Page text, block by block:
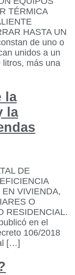
TÉRMICA
HASTA UN
de uno o
unidos a un
más una
la
la
DE
VIVIENDA,
O
RESIDENCIAL.
en el
106/2018
[…]